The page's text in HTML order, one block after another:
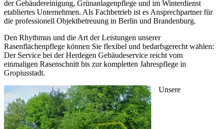
der Gebäudereinigung, Grünanlagenpflege und im Winterdienst
etabliertes Unternehmen. Als Fachbetrieb ist es Ansprechpartner für
die professionell Objektbetreuung in Berlin und Brandenburg.
Den Rhythmus und die Art der Leistungen unserer
Rasenflächenpflege können Sie flexibel und bedarfsgerecht wählen:
Der Service bei der Herdegen Gebäudeservice reicht vom
einmaligen Rasenschnitt bis zur kompletten Jahrespflege in
Gropiusstadt.
Unsere